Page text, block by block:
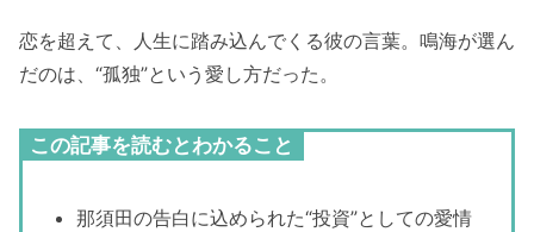
恋を超えて、人生に踏み込んでくる彼の言葉。鳴海が選ん
だのは、“孤独”という愛し方だった。
この記事を読むとわかること
那須田の告白に込められた“投資”としての愛情